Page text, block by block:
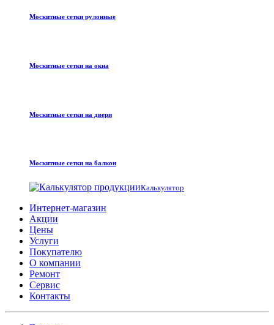
Москитные сетки рулонные
Москитные сетки на окна
Москитные сетки на двери
Москитные сетки на балкон
Калькулятор
Интернет-магазин
Акции
Цены
Услуги
Покупателю
О компании
Ремонт
Сервис
Контакты